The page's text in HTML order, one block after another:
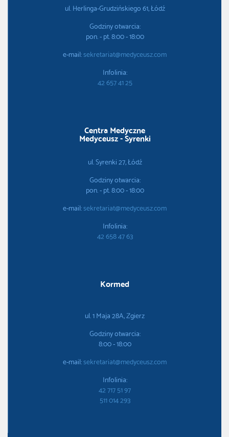
ul. Herlinga-Grudzińskiego 61, Łódź
Godziny otwarcia:
pon. - pt. 8:00 - 18:00
e-mail:sekretariat@medyceusz.com
Infolinia:
42 657 41 25
Centra Medyczne
Medyceusz - Syrenki
ul. Syrenki 27, Łódź
Godziny otwarcia:
pon. - pt. 8:00 - 18:00
e-mail:sekretariat@medyceusz.com
Infolinia:
42 658 47 63
Kormed
ul. 1 Maja 28A, Zgierz
Godziny otwarcia:
8:00 - 18:00
e-mail:sekretariat@medyceusz.com
Infolinia:
42 717 51 97
511 014 293